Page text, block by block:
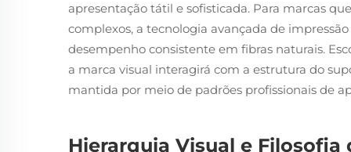
apresentação tátil e sofisticada. Para marcas
complexos, a tecnologia avançada de
desempenho consistente em fibras naturais.
a marca visual interagirá com a estrutura do
mantida por meio de padrões profissionais de
Hierarquia Visual e Filosofia